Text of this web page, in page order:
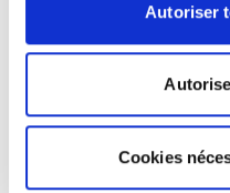
Autoriser
Cookies
document de
sans égalité : la
17/06/2026